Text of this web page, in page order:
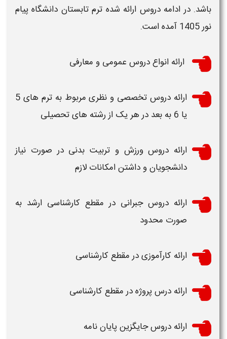
باشد. در ادامه دروس ارائه شده ترم تابستان دانشگاه پیام
نور 1405
آمده است.
ارائه انواع دروس عمومی و معارفی
ارائه دروس تخصصی و نظری مربوط بهترم
های 5
یا 6 به بعد در هر یک از رشته های تحصیلی
ارائه دروس ورزش و تربیت بدنی در صورت نیاز
دانشجویان و داشتن امکانات لازم
ارائه دروس جبرانی در مقطع کارشناسی ارشد به
صورت محدود
ارائه کارآموزی در مقطع کارشناسی
ارائه درس پروژه در مقطع کارشناسی
ارائه دروس جایگزین پایان نامه